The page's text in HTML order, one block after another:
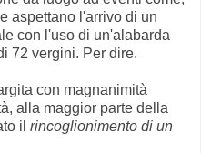
aspettano l'arrivo di un
con l'uso di un'alabarda
72 vergini. Per dire.
con magnanimità
alla maggior parte della
il rincoglionimento di un